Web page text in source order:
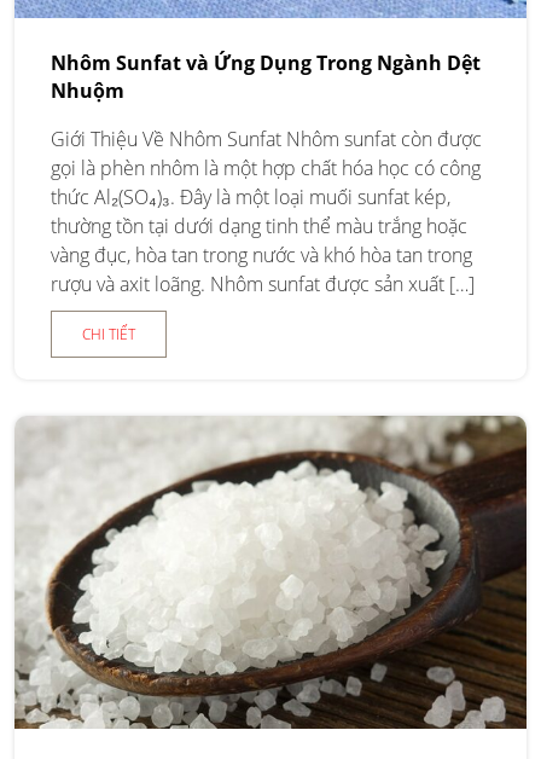
Nhôm Sunfat và Ứng Dụng Trong Ngành Dệt
Nhuộm
Giới Thiệu Về Nhôm Sunfat Nhôm sunfat còn được
gọi là phèn nhôm là một hợp chất hóa học có công
thức Al₂(SO₄)₃. Đây là một loại muối sunfat kép,
thường tồn tại dưới dạng tinh thể màu trắng hoặc
vàng đục, hòa tan trong nước và khó hòa tan trong
rượu và axit loãng. Nhôm sunfat được sản xuất […]
CHI TIẾT